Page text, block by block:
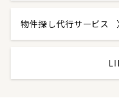
物件探し代行サービス